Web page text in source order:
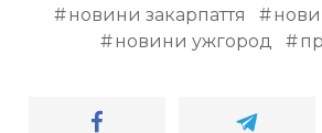
новини закарпаття
новини ужгород